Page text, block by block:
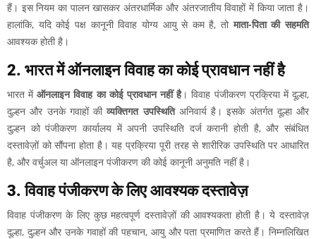
हैं। इस नियम का पालन खासकर अंतरधार्मिक और अंतरजातीय विवाहों में किया जाता है।
हालांकि, यदि कोई पक्ष कानूनी विवाह योग्य आयु से कम है, तोमाता-पिता की सहमति
आवश्यक होती है।
2. भारत में ऑनलाइन विवाह का कोई प्रावधान नहीं है
भारत मेंऑनलाइन विवाह का कोई प्रावधान नहीं है। विवाह पंजीकरण प्रक्रिया में दूल्हा,
दुल्हन और उनके गवाहों कीव्यक्तिगत उपस्थितिअनिवार्य है। इसके अंतर्गत दूल्हा और
दुल्हन को पंजीकरण कार्यालय में अपनी उपस्थिति दर्ज करानी होती है, और संबंधित
दस्तावेज़ों को सौंपना होता है। यह प्रक्रिया पूरी तरह से शारीरिक उपस्थिति पर आधारित
है, और वर्चुअल या ऑनलाइन पंजीकरण की कोई कानूनी अनुमति नहीं है।
3. विवाह पंजीकरण के लिए आवश्यक दस्तावेज़
विवाह पंजीकरण के लिए कुछ महत्वपूर्ण दस्तावेज़ों की आवश्यकता होती है। ये दस्तावेज़
दूल्हा, दुल्हन और उनके गवाहों की पहचान, आयु और पता प्रमाणित करते हैं। निम्नलिखित